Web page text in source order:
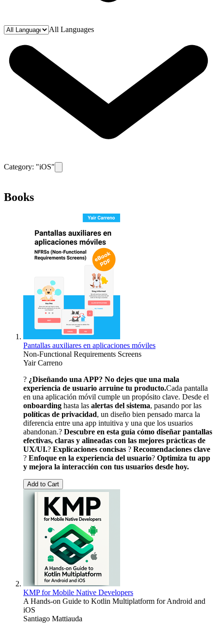
All Languages
Category: "iOS"
Books
Pantallas auxiliares en aplicaciones móviles
Non-Functional Requirements Screens
Yair Carreno
? ¿Diseñando una APP? No dejes que una mala
experiencia de usuario arruine tu producto.Cada pantalla
en una aplicación móvil cumple un propósito clave. Desde el
onboarding hasta las alertas del sistema, pasando por las
políticas de privacidad, un diseño bien pensado marca la
diferencia entre una app intuitiva y una que los usuarios
abandonan.? Descubre en esta guía cómo diseñar pantallas
efectivas, claras y alineadas con las mejores prácticas de
UX/UI.? Explicaciones concisas ? Recomendaciones clave
? Enfoque en la experiencia del usuario? Optimiza tu app
y mejora la interacción con tus usuarios desde hoy.
Add to Cart
KMP for Mobile Native Developers
A Hands-on Guide to Kotlin Multiplatform for Android and
iOS
Santiago Mattiauda